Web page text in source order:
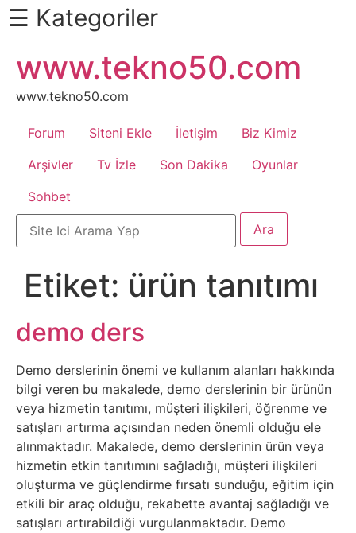
Daha
Fazlası
İçin
Kaydır
Android
Apk
Arabalar
Bankacılık
İşlemleri
Belgesel
Bilgi
Bilgisayar
Bilim
☰ Kategoriler
atla
www.tekno50.com
www.tekno50.com
Forum Siteni Ekle İletişim
Biz Kimiz
Arşivler
Tv İzle Son Dakika
Oyunlar
Sohbet
Etiket: ürün tanıtımı
demo ders
Demo derslerinin önemi ve kullanım alanları hakkında
bilgi veren bu makalede, demo derslerinin bir ürünün
veya hizmetin tanıtımı, müşteri ilişkileri, öğrenme ve
satışları artırma açısından neden önemli olduğu ele
alınmaktadır. Makalede, demo derslerinin ürün veya
hizmetin etkin tanıtımını sağladığı, müşteri ilişkileri
oluşturma ve güçlendirme fırsatı sunduğu, eğitim için
etkili bir araç olduğu, rekabette avantaj sağladığı ve
satışları artırabildiği vurgulanmaktadır. Demo